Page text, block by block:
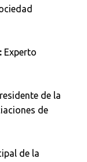
Experto
de la
de
de la